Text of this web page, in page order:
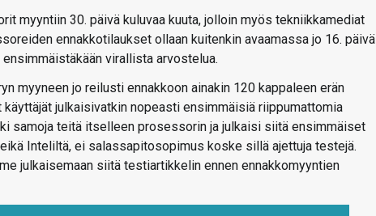
myyntiin 30. päivä kuluvaa kuuta, jolloin myös tekniikkamediat
ennakkotilaukset ollaan kuitenkin avaamassa jo 16. päivä
virallista arvostelua.
myyneen jo reilusti ennakkoon ainakin 120 kappaleen erän
julkaisivatkin nopeasti ensimmäisiä riippumattomia
samoja teitä itselleen prosessorin ja julkaisi siitä ensimmäiset
Inteliltä, ei salassapitosopimus koske sillä ajettuja testejä.
julkaisemaan siitä testiartikkelin ennen ennakkomyyntien